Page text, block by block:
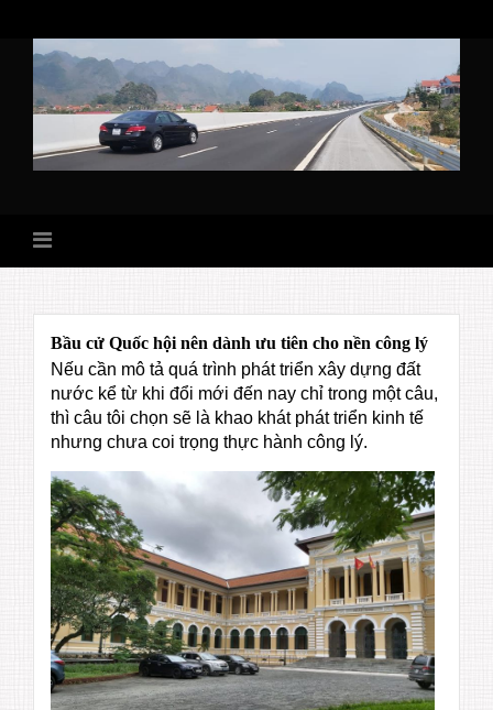
content
Bầu cử Quốc hội nên dành ưu tiên cho nền công lý
Nếu cần mô tả quá trình phát triển xây dựng đất
nước kể từ khi đổi mới đến nay chỉ trong một câu,
thì câu tôi chọn sẽ là khao khát phát triển kinh tế
nhưng chưa coi trọng thực hành công lý.